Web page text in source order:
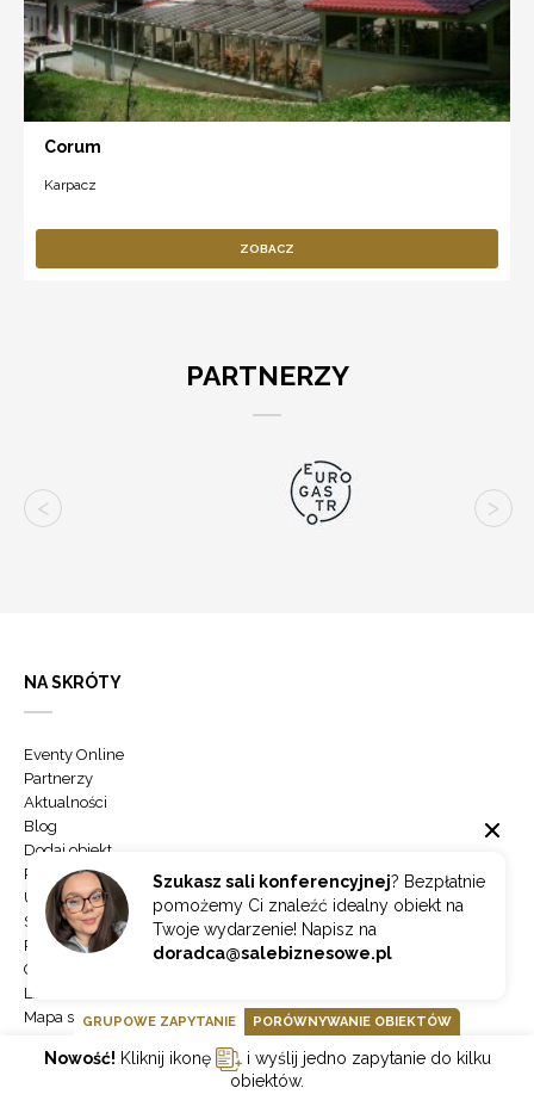
Corum
Karpacz
ZOBACZ
PARTNERZY
Szukasz sali konferencyjnej? Bezpłatnie
pomożemy Ci znaleźć idealny obiekt na
Twoje wydarzenie! Napisz na
doradca@salebiznesowe.pl
NA SKRÓTY
Eventy Online
Partnerzy
Aktualności
Blog
Dodaj obiekt
Panel klienta
Usługi Mice
Sieci hoteli
Porównaj obiekty
Grupowe zapytanie
Lista miast
Mapa strony
Sale konferencyjne Kraków
Sale konferencyjne Warszawa
GRUPOWE ZAPYTANIE PORÓWNYWANIE OBIEKTÓW
Nowość! Kliknij ikonę
i wyślij jedno zapytanie do kilku
obiektów.